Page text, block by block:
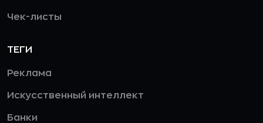
Чек-листы
ТЕГИ
Реклама
Искусственный интеллект
Банки